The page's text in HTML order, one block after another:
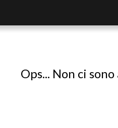
Ops... Non ci